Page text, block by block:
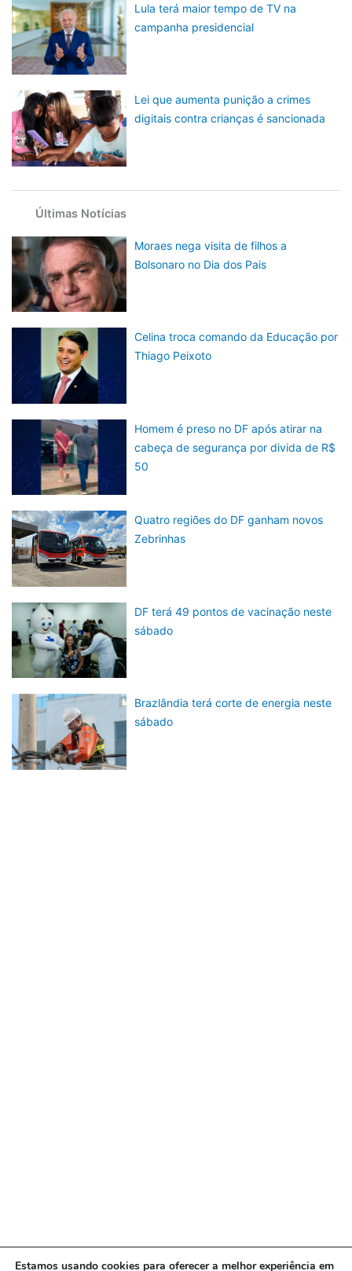
Lula terá maior tempo de TV na
campanha presidencial
Lei que aumenta punição a crimes
digitais contra crianças é sancionada
Últimas Notícias
Moraes nega visita de filhos a
Bolsonaro no Dia dos Pais
Celina troca comando da Educação por
Thiago Peixoto
Homem é preso no DF após atirar na
cabeça de segurança por divida de R$
50
Quatro regiões do DF ganham novos
Zebrinhas
DF terá 49 pontos de vacinação neste
sábado
Brazlândia terá corte de energia neste
sábado
Estamos usando cookies para oferecer a melhor experiência em